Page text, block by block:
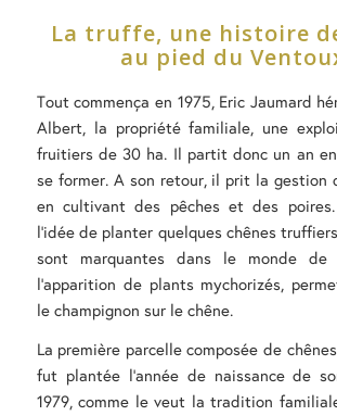
La truffe, une histoire
au pied du
Tout commença en 1975, Eric Jaumard
Albert, la propriété familiale, une
fruitiers de 30 ha. Il partit donc un an
se former. A son retour, il prit la gestion
en cultivant des pêches et des
l’idée de planter quelques chênes
sont marquantes dans le monde
l’apparition de plants mychorizés,
le champignon sur le chêne.
La première parcelle composée de
fut plantée l’année de naissance de
1979, comme le veut la tradition